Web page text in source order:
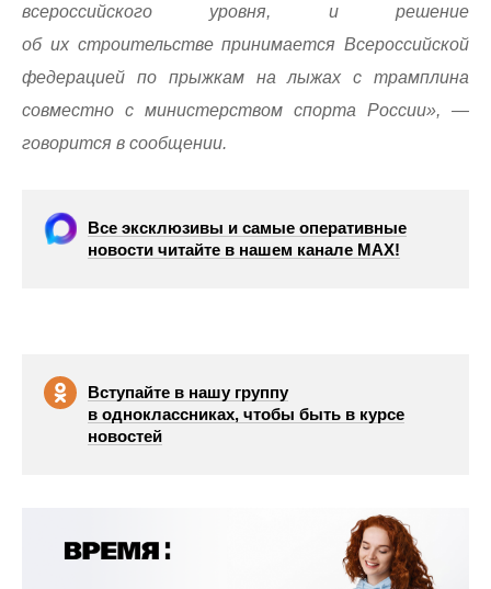
всероссийского уровня, и решение
об их строительстве принимается Всероссийской
федерацией по прыжкам на лыжах с трамплина
совместно с министерством спорта России», —
говорится в сообщении.
Все эксклюзивы и самые оперативные
новости читайте в нашем канале МАХ!
Вступайте в нашу группу
в одноклассниках, чтобы быть в курсе
новостей